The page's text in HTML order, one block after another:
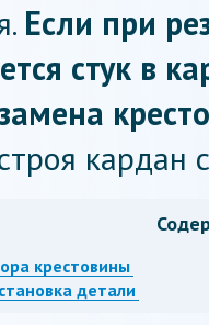
Если при
стук в
кардан
крестовины
детали